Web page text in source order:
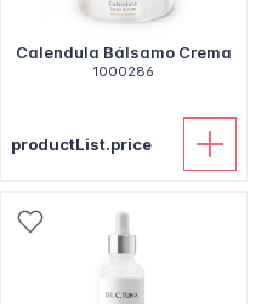
Calendula Bálsamo Crema
1000286
productList.price